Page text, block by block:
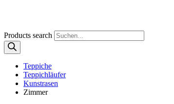
Products search
Teppiche
Teppichläufer
Kunstrasen
Zimmer